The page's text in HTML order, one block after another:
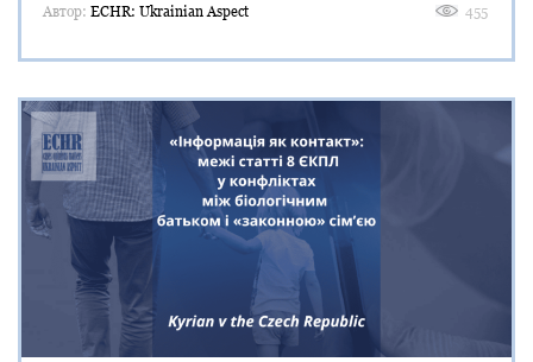
Автор: ECHR: Ukrainian Aspect 455